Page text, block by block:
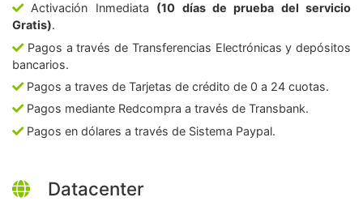
Activación Inmediata (10 días de prueba del servicio
Gratis).
Pagos a través de Transferencias Electrónicas y depósitos
bancarios.
Pagos a traves de Tarjetas de crédito de 0 a 24 cuotas.
Pagos mediante Redcompra a través de Transbank.
Pagos en dólares a través de Sistema Paypal.
Datacenter